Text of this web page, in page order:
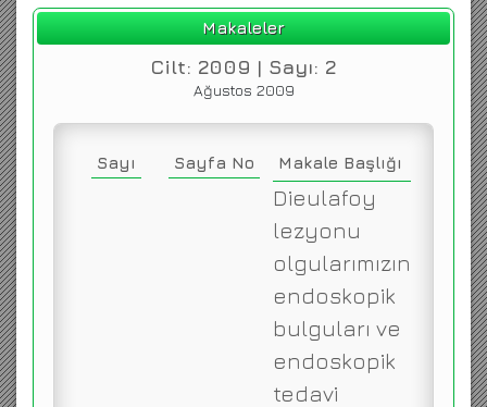
ANA SAYFA
DERGİ HAKKINDA
ARAMA
İLETİŞİM
Makaleler
Cilt: 2009 | Sayı: 2
Ağustos 2009
Sayı Sayfa No Makale Başlığı
Dieulafoy
lezyonu
olgularımızın
endoskopik
bulguları ve
endoskopik
tedavi